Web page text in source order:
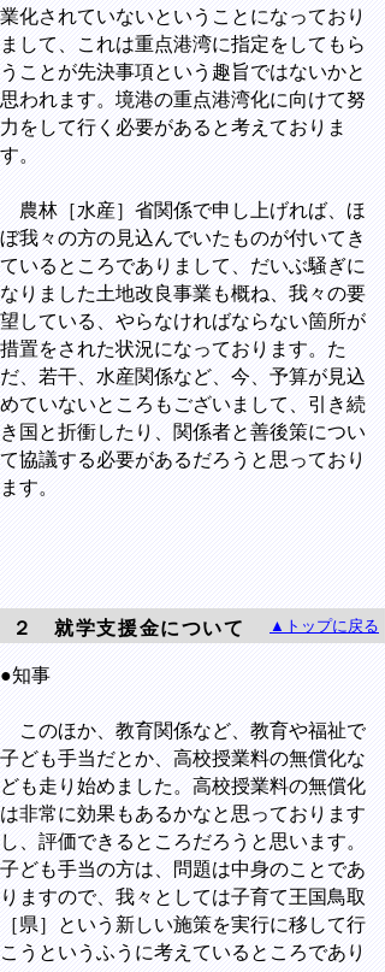
業化されていないということになっており
まして、これは重点港湾に指定をしてもら
うことが先決事項という趣旨ではないかと
思われます。境港の重点港湾化に向けて努
力をして行く必要があると考えておりま
す。
農林［水産］省関係で申し上げれば、ほ
ぼ我々の方の見込んでいたものが付いてき
ているところでありまして、だいぶ騒ぎに
なりました土地改良事業も概ね、我々の要
望している、やらなければならない箇所が
措置をされた状況になっております。た
だ、若干、水産関係など、今、予算が見込
めていないところもございまして、引き続
き国と折衝したり、関係者と善後策につい
て協議する必要があるだろうと思っており
ます。
２ 就学支援金について ▲トップに戻る
●知事
このほか、教育関係など、教育や福祉で
子ども手当だとか、高校授業料の無償化な
ども走り始めました。高校授業料の無償化
は非常に効果もあるかなと思っております
し、評価できるところだろうと思います。
子ども手当の方は、問題は中身のことであ
りますので、我々としては子育て王国鳥取
［県］という新しい施策を実行に移して行
こうというふうに考えているところであり